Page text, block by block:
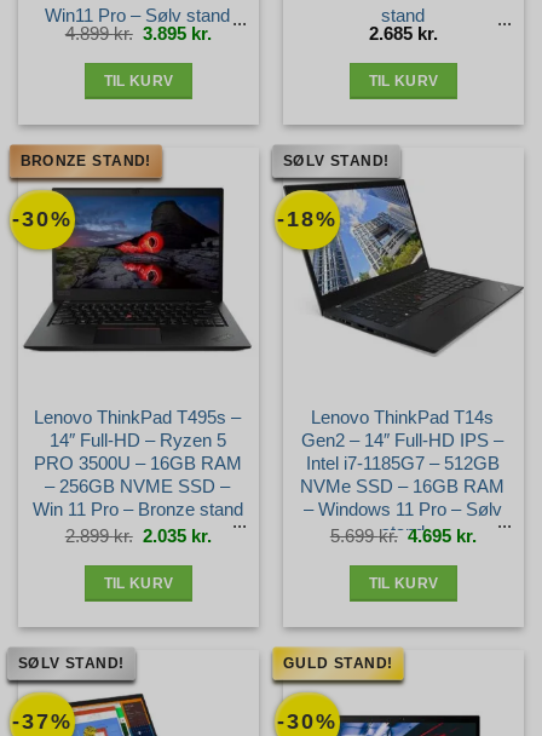
Win11 Pro – Sølv stand
4.899kr. Den
oprindelige
pris
3.895 kr. Den
aktuelle
pris
TIL KURV
stand
2.685 kr.
TIL KURV
-30%
BRONZE STAND!
Lenovo ThinkPad T495s –
14″ Full-HD – Ryzen 5
PRO 3500U – 16GB RAM
– 256GB NVME SSD –
Win 11 Pro – Bronze stand
2.899kr. Den
oprindelige
pris
2.035 kr. Den
aktuelle
pris
TIL KURV
-18%
SØLV STAND!
Lenovo ThinkPad T14s
Gen2 – 14″ Full-HD IPS –
Intel i7-1185G7 – 512GB
NVMe SSD – 16GB RAM
– Windows 11 Pro – Sølv
stand
5.699kr. Den
oprindelige
pris
4.695 kr. Den
aktuelle
pris
TIL KURV
-37%
SØLV STAND!
-30%
GULD STAND!